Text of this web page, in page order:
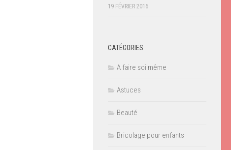
19 FÉVRIER 2016
CATÉGORIES
A faire soi même
Astuces
Beauté
Bricolage pour enfants